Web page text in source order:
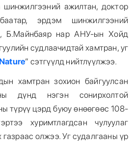
шинжилгээний ажилтан, доктор
эрдэм шинжилгээний
Б.Майнбаяр нар АНУ-ын Хойд
судлаачидтай хамтран, уг
Nature” сэтгүүлд нийтлүүлжээ.
хамтран зохион байгуулсан
дүнд нэгэн сонирхолтой
түрүү цэрд буюу өнөөгөөс 108-
хуримтлагдсан чулуулаг
газраас олжээ. Уг судалгааны үр